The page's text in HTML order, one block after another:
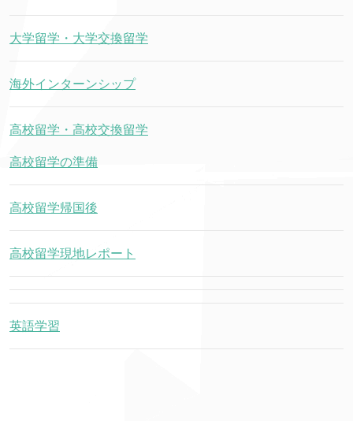
大学留学・大学交換留学
海外インターンシップ
高校留学・高校交換留学
高校留学の準備
高校留学帰国後
高校留学現地レポート
英語学習